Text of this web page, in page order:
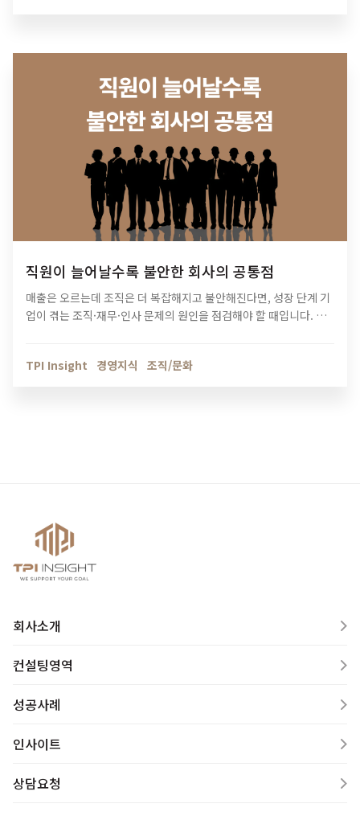
직원이 늘어날수록 불안한 회사의 공통점
매출은 오르는데 조직은 더 복잡해지고 불안해진다면, 성장 단계 기
업이 겪는 조직·재무·인사 문제의 원인을 점검해야 할 때입니다. 티
TPI Insight
경영지식 조직/문화
회사소개
컨설팅영역
성공사례
인사이트
상담요청